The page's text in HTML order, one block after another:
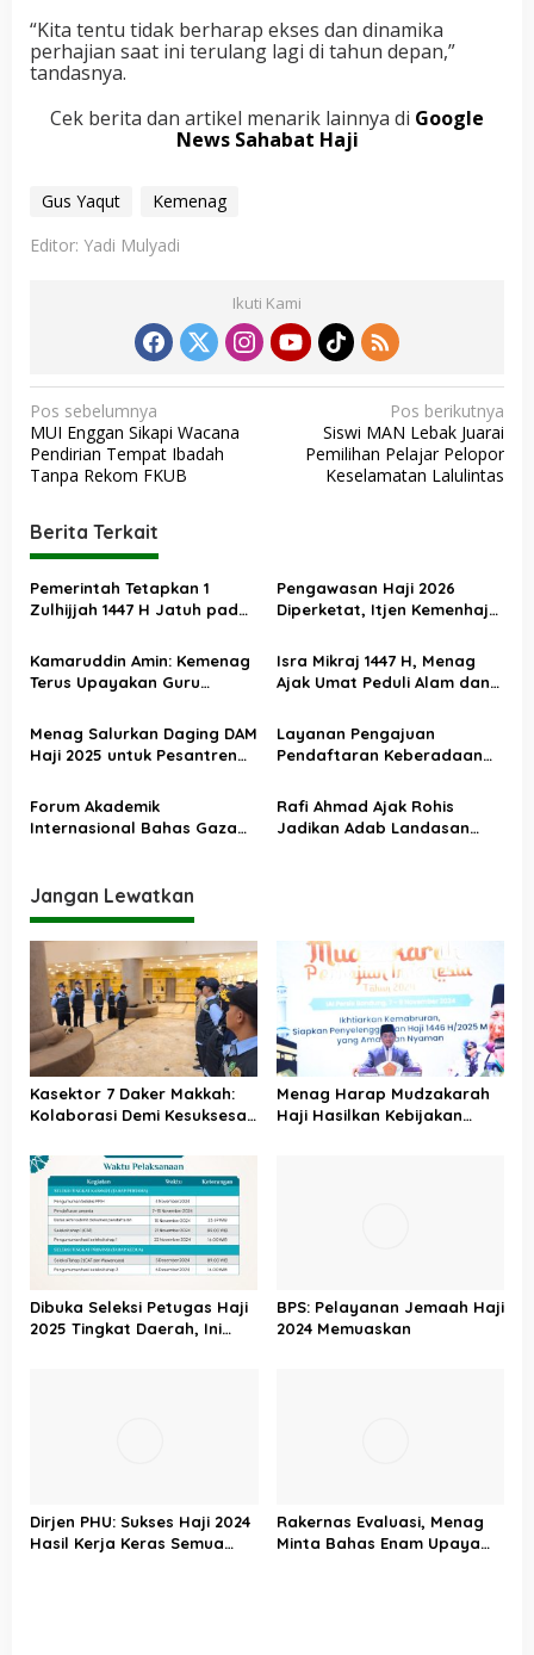
“Kita tentu tidak berharap ekses dan dinamika
perhajian saat ini terulang lagi di tahun depan,”
tandasnya.
Cek berita dan artikel menarik lainnya di Google
News Sahabat Haji
Gus Yaqut
Kemenag
Editor: Yadi Mulyadi
Ikuti Kami
N
a
v
g
a
s
p
s
Pos sebelumnya
MUI Enggan Sikapi Wacana
Pendirian Tempat Ibadah
Tanpa Rekom FKUB
Pos berikutnya
Siswi MAN Lebak Juarai
Pemilihan Pelajar Pelopor
Keselamatan Lalulintas
Berita Terkait
Pemerintah Tetapkan 1
Zulhijjah 1447 H Jatuh pada
Pengawasan Haji 2026
Diperketat, Itjen Kemenhaj
Kemenag
Kamaruddin Amin: Kemenag
Terus Upayakan Guru
Diangkat PPPK
Isra Mikraj 1447 H, Menag
Ajak Umat Peduli Alam dan
Menag Salurkan Daging DAM
Haji 2025 untuk Pesantren
Layanan Pengajuan
Pendaftaran Keberadaan
Januari 2026
Forum Akademik
Internasional Bahas Gaza
Rafi Ahmad Ajak Rohis
Jadikan Adab Landasan
Jangan Lewatkan
Kasektor 7 Daker Makkah:
Kolaborasi Demi Kesuksesan
Menag Harap Mudzakarah
Haji Hasilkan Kebijakan
Dibuka Seleksi Petugas Haji
2025 Tingkat Daerah, Ini
BPS: Pelayanan Jemaah Haji
2024 Memuaskan
Dirjen PHU: Sukses Haji 2024
Hasil Kerja Keras Semua
Rakernas Evaluasi, Menag
Minta Bahas Enam Upaya